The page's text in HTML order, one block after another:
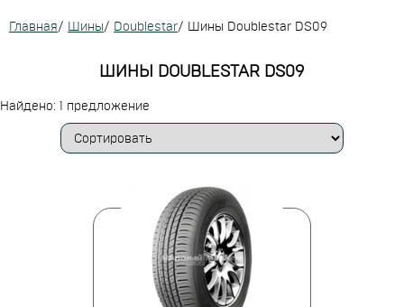
Главная/ Шины/ Doublestar/ Шины Doublestar DS09
ШИНЫ DOUBLESTAR DS09
Найдено: 1 предложение